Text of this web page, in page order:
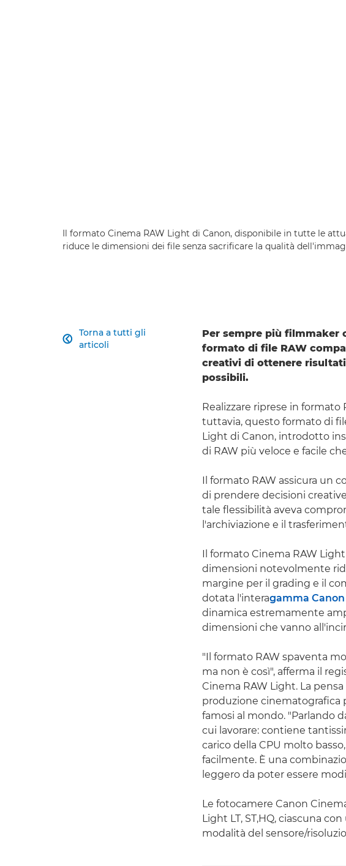
Il formato Cinema RAW Light di Canon, disponibile in tutte le
riduce le dimensioni dei file senza sacrificare la qualità
Torna a tutti gli
articoli

Per sempre più filmmaker
formato di file RAW
creativi di ottenere
possibili.
Realizzare riprese in
tuttavia, questo formato di
Light di Canon, introdotto
di RAW più veloce e facile
Il formato RAW assicura
di prendere decisioni
tale flessibilità aveva
l'archiviazione e il
Il formato Cinema RAW
dimensioni notevolmente
margine per il grading e il
dotata l'interagamma Canon
dinamica estremamente
dimensioni che vanno
"Il formato RAW spaventa
ma non è così", afferma il
Cinema RAW Light. La
produzione cinematografica
famosi al mondo. "Parlando
cui lavorare: contiene
carico della CPU molto
facilmente. È una
leggero da poter essere
Le fotocamere Canon
Light LT, ST,HQ, ciascuna
modalità del sensore/